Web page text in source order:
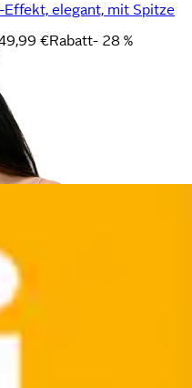
elegant, mit Spitze
€Rabatt- 28 %